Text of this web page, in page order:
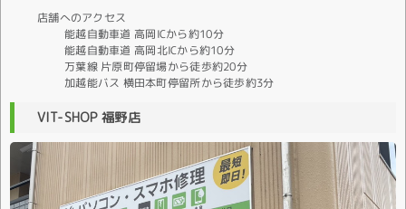
店舗へのアクセス
能越自動車道 高岡ICから約10分
能越自動車道 高岡北ICから約10分
万葉線 片原町停留場から徒歩約20分
加越能バス 横田本町停留所から徒歩約3分
VIT-SHOP 福野店